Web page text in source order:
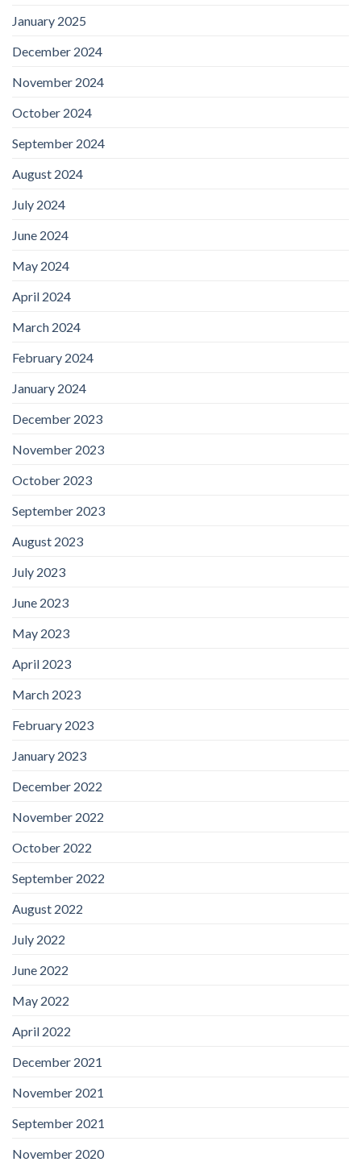
January 2025
December 2024
November 2024
October 2024
September 2024
August 2024
July 2024
June 2024
May 2024
April 2024
March 2024
February 2024
January 2024
December 2023
November 2023
October 2023
September 2023
August 2023
July 2023
June 2023
May 2023
April 2023
March 2023
February 2023
January 2023
December 2022
November 2022
October 2022
September 2022
August 2022
July 2022
June 2022
May 2022
April 2022
December 2021
November 2021
September 2021
November 2020